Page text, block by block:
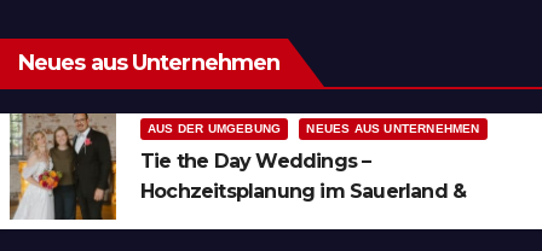
Neues aus Unternehmen
AUS DER UMGEBUNG NEUES AUS UNTERNEHMEN
Tie the Day Weddings –
Hochzeitsplanung im Sauerland &